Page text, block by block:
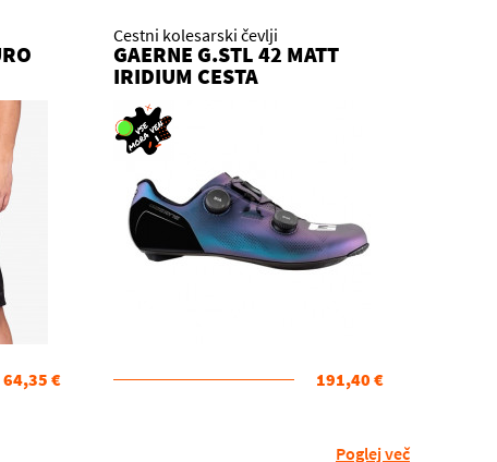
64,35 €
Cestni kolesarski čevlji
GAERNE G.STL 42 MATT
IRIDIUM CESTA
191,40 €
Poglej več